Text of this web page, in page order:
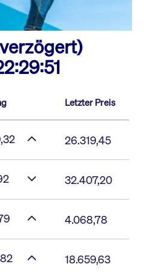
Letzter Preis
26.319,45
32.407,20
4.068,78
18.659,63